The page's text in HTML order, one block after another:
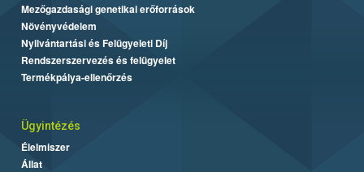
Mezőgazdasági genetikai erőforrások
Növényvédelem
Nyilvántartási és Felügyeleti Díj
Rendszerszervezés és felügyelet
Termékpálya-ellenőrzés
Ügyintézés
Élelmiszer
Állat